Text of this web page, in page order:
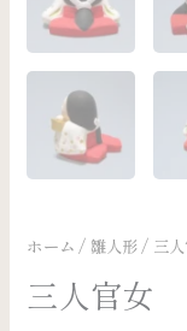
ホーム / 雛人形/ 三
三人官女